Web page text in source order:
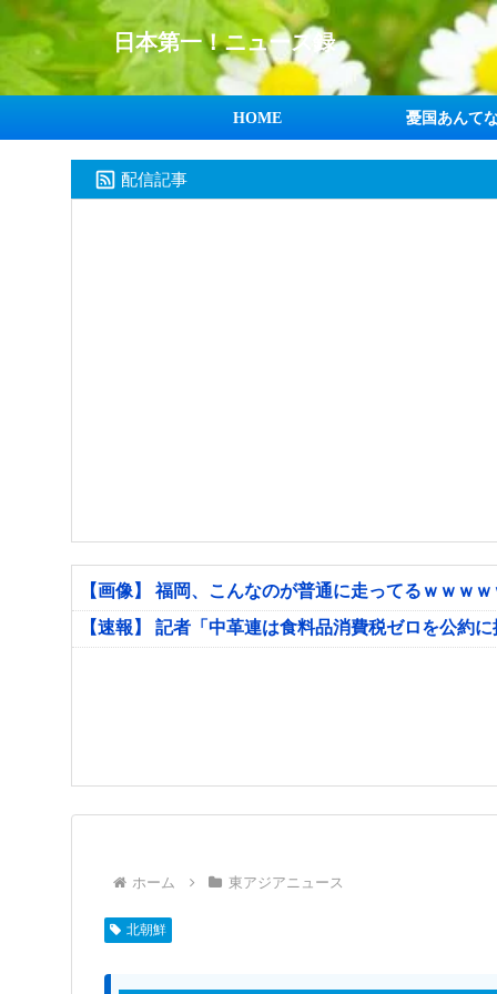
日本第一！ニュース録
HOME 憂国あんて
配信記事
【画像】 福岡、こんなのが普通に走ってるｗｗｗ
【速報】 記者「中革連は食料品消費税ゼロを公約
ホーム 東アジアニュース
北朝鮮